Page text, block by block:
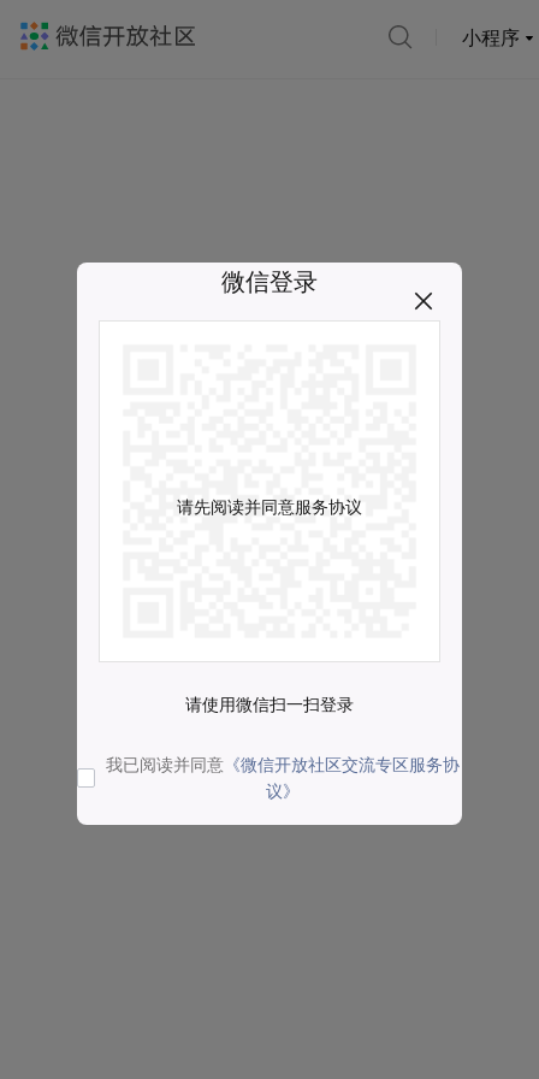
小程序
微信登录
请先阅读并同意服务协议
请使用微信扫一扫登录
我已阅读并同意 《微信开放社区交流专区服务协
议》